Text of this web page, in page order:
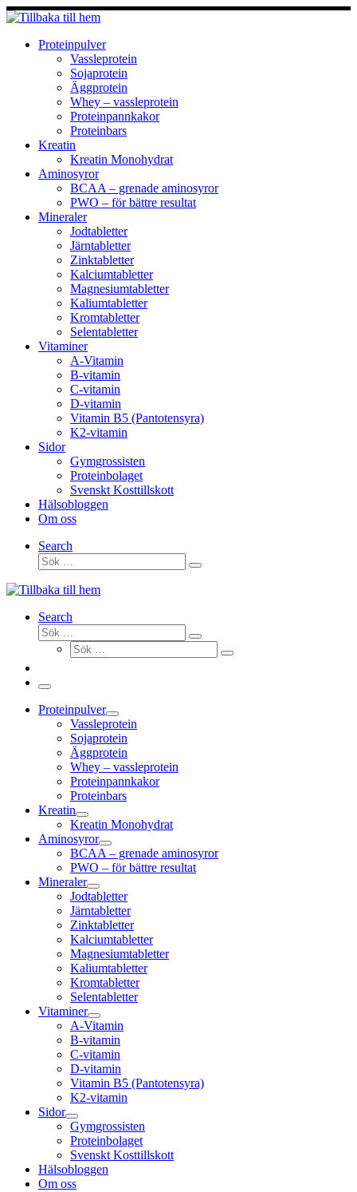
Hoppa
till
innehållProteinpulver
Vassleprotein
Sojaprotein
Äggprotein
Whey – vassleprotein
Proteinpannkakor
Proteinbars
Kreatin
Kreatin Monohydrat
Aminosyror
BCAA – grenade aminosyror
PWO – för bättre resultat
Mineraler
Jodtabletter
Järntabletter
Zinktabletter
Kalciumtabletter
Magnesiumtabletter
Kaliumtabletter
Kromtabletter
Selentabletter
Vitaminer
A-Vitamin
B-vitamin
C-vitamin
D-vitamin
Vitamin B5 (Pantotensyra)
K2-vitamin
Sidor
Gymgrossisten
Proteinbolaget
Svenskt Kosttillskott
Hälsobloggen
Om oss
Search
Sök
Sök
Search
Sök
Sök
Sök
Sök
Meny
Proteinpulver
Vassleprotein
Sojaprotein
Äggprotein
Whey – vassleprotein
Proteinpannkakor
Proteinbars
Kreatin
Kreatin Monohydrat
Aminosyror
BCAA – grenade aminosyror
PWO – för bättre resultat
Mineraler
Jodtabletter
Järntabletter
Zinktabletter
Kalciumtabletter
Magnesiumtabletter
Kaliumtabletter
Kromtabletter
Selentabletter
Vitaminer
A-Vitamin
B-vitamin
C-vitamin
D-vitamin
Vitamin B5 (Pantotensyra)
K2-vitamin
Sidor
Gymgrossisten
Proteinbolaget
Svenskt Kosttillskott
Hälsobloggen
Om oss